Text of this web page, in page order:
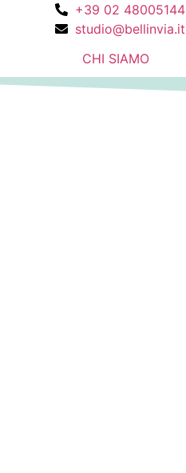
+39 02 48005144
studio@bellinvia.it
CHI SIAMO